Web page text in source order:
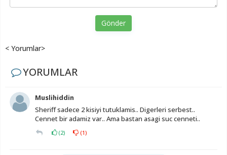
Gönder
< Yorumlar>
YORUMLAR
Muslihiddin
Sheriff sadece 2 kisiyi tutuklamis.. Digerleri serbest..
Cennet bir adamiz var.. Ama bastan asagi suc cenneti..
(2) (1)